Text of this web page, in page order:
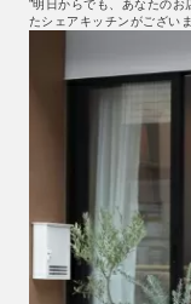
”明日からでも、あなたの
たシェアキッチンがございま